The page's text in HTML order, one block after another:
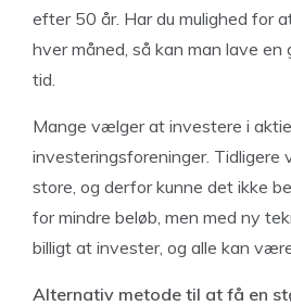
efter 50 år. Har du mulighed for
hver måned, så kan man lave en
tid.
Mange vælger at investere i
investeringsforeninger. Tidligere
store, og derfor kunne det ikke
for mindre beløb, men med ny
billigt at invester, og alle kan
Alternativ metode til at få en